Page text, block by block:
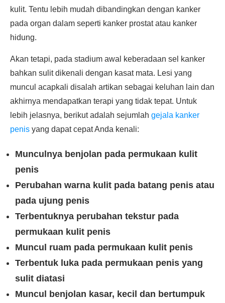
kulit. Tentu lebih mudah dibandingkan dengan kanker
pada organ dalam seperti kanker prostat atau kanker
hidung.
Akan tetapi, pada stadium awal keberadaan sel kanker
bahkan sulit dikenali dengan kasat mata. Lesi yang
muncul acapkali disalah artikan sebagai keluhan lain dan
akhirnya mendapatkan terapi yang tidak tepat. Untuk
lebih jelasnya, berikut adalah sejumlah gejala kanker
penis yang dapat cepat Anda kenali:
Munculnya benjolan pada permukaan kulit
penis
Perubahan warna kulit pada batang penis atau
pada ujung penis
Terbentuknya perubahan tekstur pada
permukaan kulit penis
Muncul ruam pada permukaan kulit penis
Terbentuk luka pada permukaan penis yang
sulit diatasi
Muncul benjolan kasar, kecil dan bertumpuk